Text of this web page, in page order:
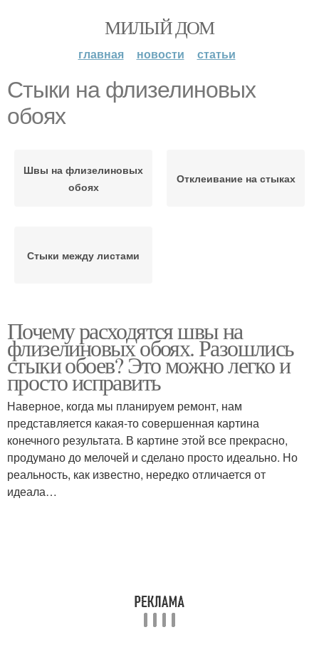
МИЛЫЙ ДОМ
главная новости статьи
Стыки на флизелиновых
обоях
Швы на флизелиновых
обоях
Отклеивание на стыках
Стыки между листами
Почему расходятся швы на
флизелиновых обоях. Разошлись
стыки обоев? Это можно легко и
просто исправить
Наверное, когда мы планируем ремонт, нам
представляется какая-то совершенная картина
конечного результата. В картине этой все прекрасно,
продумано до мелочей и сделано просто идеально. Но
реальность, как известно, нередко отличается от
идеала…